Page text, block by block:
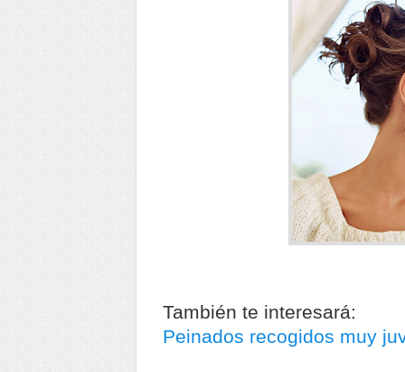
También te interesará:
Peinados recogidos muy